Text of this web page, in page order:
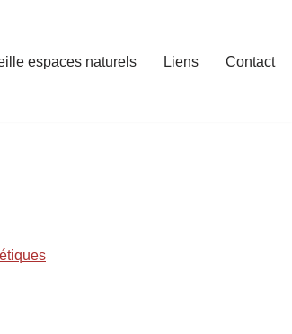
espaces naturels Liens Contact